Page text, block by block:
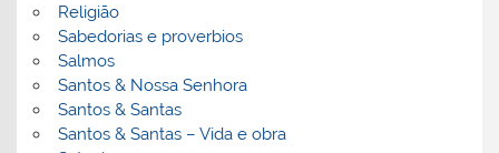
Religião
Sabedorias e proverbios
Salmos
Santos & Nossa Senhora
Santos & Santas
Santos & Santas – Vida e obra